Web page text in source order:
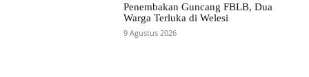
Penembakan Guncang FBLB, Dua
Warga Terluka di Welesi
9 Agustus 2026